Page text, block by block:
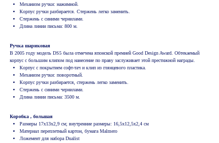
Механизм ручки: нажимной.
Корпус ручки разбирается. Стержень легко заменить.
Стержень с синими чернилами.
Длина линии письма: 800 м.
Ручка шариковая
В 2005 году модель DS5 была отмечена японской премией Good Design Award. Обтекаемый
корпус с большим клипом под нанесение по праву заслуживает этой престижной награды.
Корпус с покрытием софт-тач и клип из глянцевого пластика.
Механизм ручки: поворотный.
Корпус ручки разбирается, стержень легко заменить.
Стержень с синими чернилами.
Длина линии письма: 3500 м.
Коробка , большая
Размеры 17х13х2,9 см; внутренние размеры: 16,5x12,5x2,4 см
Материал переплетный картон, бумага Malmero
Ложемент для набора Dualist